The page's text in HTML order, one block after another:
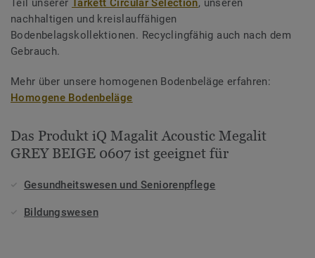
Teil unserer Tarkett Circular Selection, unseren
nachhaltigen und kreislauffähigen
Bodenbelagskollektionen. Recyclingfähig auch nach dem
Gebrauch.
Mehr über unsere homogenen Bodenbeläge erfahren:
Homogene Bodenbeläge
Das Produkt iQ Magalit Acoustic Megalit
GREY BEIGE 0607 ist geeignet für
Gesundheitswesen und Seniorenpflege
Bildungswesen